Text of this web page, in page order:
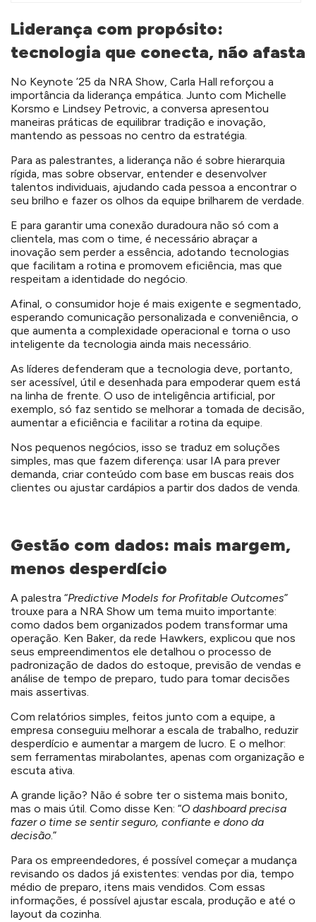
Liderança com propósito:
tecnologia que conecta, não afasta
No Keynote ’25 da NRA Show, Carla Hall reforçou a
importância da liderança empática. Junto com Michelle
Korsmo e Lindsey Petrovic, a conversa apresentou
maneiras práticas de equilibrar tradição e inovação,
mantendo as pessoas no centro da estratégia.
Para as palestrantes, a liderança não é sobre hierarquia
rígida, mas sobre observar, entender e desenvolver
talentos individuais, ajudando cada pessoa a encontrar o
seu brilho e fazer os olhos da equipe brilharem de verdade.
E para garantir uma conexão duradoura não só com a
clientela, mas com o time, é necessário abraçar a
inovação sem perder a essência, adotando tecnologias
que facilitam a rotina e promovem eficiência, mas que
respeitam a identidade do negócio.
Afinal, o consumidor hoje é mais exigente e segmentado,
esperando comunicação personalizada e conveniência, o
que aumenta a complexidade operacional e torna o uso
inteligente da tecnologia ainda mais necessário.
As líderes defenderam que a tecnologia deve, portanto,
ser acessível, útil e desenhada para empoderar quem está
na linha de frente. O uso de inteligência artificial, por
exemplo, só faz sentido se melhorar a tomada de decisão,
aumentar a eficiência e facilitar a rotina da equipe.
Nos pequenos negócios, isso se traduz em soluções
simples, mas que fazem diferença: usar IA para prever
demanda, criar conteúdo com base em buscas reais dos
clientes ou ajustar cardápios a partir dos dados de venda.
Gestão com dados: mais margem,
menos desperdício
A palestra “Predictive Models for Profitable Outcomes”
trouxe para a NRA Show um tema muito importante:
como dados bem organizados podem transformar uma
operação. Ken Baker, da rede Hawkers, explicou que nos
seus empreendimentos ele detalhou o processo de
padronização de dados do estoque, previsão de vendas e
análise de tempo de preparo, tudo para tomar decisões
mais assertivas.
Com relatórios simples, feitos junto com a equipe, a
empresa conseguiu melhorar a escala de trabalho, reduzir
desperdício e aumentar a margem de lucro. E o melhor:
sem ferramentas mirabolantes, apenas com organização e
escuta ativa.
A grande lição? Não é sobre ter o sistema mais bonito,
mas o mais útil. Como disse Ken: “O dashboard precisa
fazer o time se sentir seguro, confiante e dono da
decisão.”
Para os empreendedores, é possível começar a mudança
revisando os dados já existentes: vendas por dia, tempo
médio de preparo, itens mais vendidos. Com essas
informações, é possível ajustar escala, produção e até o
layout da cozinha.